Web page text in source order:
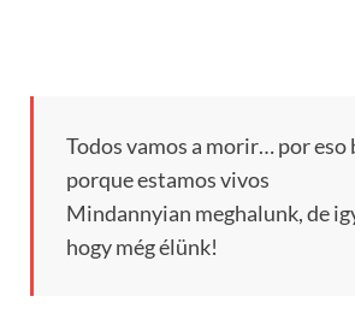
Todos vamos a morir… por eso
porque estamos vivos
Mindannyian meghalunk, de
hogy még élünk!